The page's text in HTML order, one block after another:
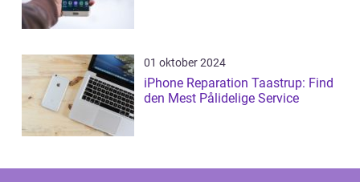
01 oktober 2024
iPhone Reparation Taastrup: Find
den Mest Pålidelige Service